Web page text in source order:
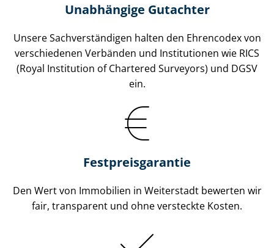
Unabhängige Gutachter
Unsere Sach­ver­stän­di­gen halten den Ehrencodex von
verschiedenen Verbänden und Institutionen wie RICS
(Royal Institution of Chartered Surveyors) und DGSV
ein.
Festpreis​garantie
Den Wert von Immobilien in Weiterstadt bewerten wir
fair, transparent und ohne versteckte Kosten.